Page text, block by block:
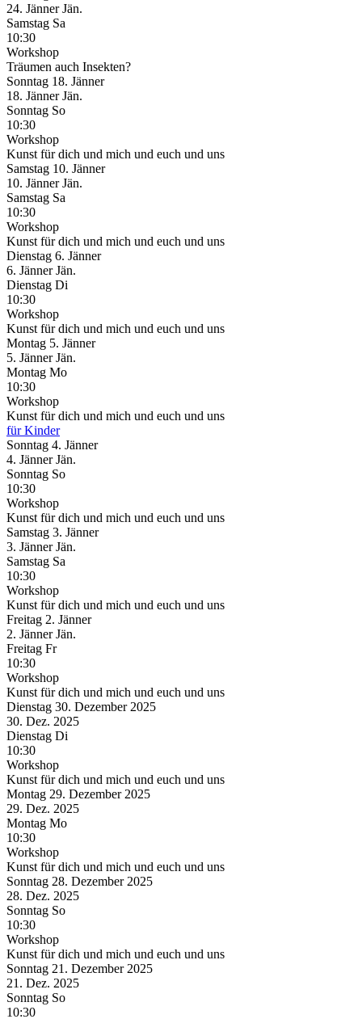
24. Jänner Jän.
Samstag Sa
10:30
Workshop
Träumen auch Insekten?
Sonntag 18. Jänner
18. Jänner Jän.
Sonntag So
10:30
Workshop
Kunst für dich und mich und euch und uns
Samstag 10. Jänner
10. Jänner Jän.
Samstag Sa
10:30
Workshop
Kunst für dich und mich und euch und uns
Dienstag 6. Jänner
6. Jänner Jän.
Dienstag Di
10:30
Workshop
Kunst für dich und mich und euch und uns
Montag 5. Jänner
5. Jänner Jän.
Montag Mo
10:30
Workshop
Kunst für dich und mich und euch und uns
für Kinder
Sonntag 4. Jänner
4. Jänner Jän.
Sonntag So
10:30
Workshop
Kunst für dich und mich und euch und uns
Samstag 3. Jänner
3. Jänner Jän.
Samstag Sa
10:30
Workshop
Kunst für dich und mich und euch und uns
Freitag 2. Jänner
2. Jänner Jän.
Freitag Fr
10:30
Workshop
Kunst für dich und mich und euch und uns
Dienstag 30. Dezember 2025
30. Dez. 2025
Dienstag Di
10:30
Workshop
Kunst für dich und mich und euch und uns
Montag 29. Dezember 2025
29. Dez. 2025
Montag Mo
10:30
Workshop
Kunst für dich und mich und euch und uns
Sonntag 28. Dezember 2025
28. Dez. 2025
Sonntag So
10:30
Workshop
Kunst für dich und mich und euch und uns
Sonntag 21. Dezember 2025
21. Dez. 2025
Sonntag So
10:30